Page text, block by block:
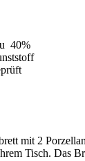
40%
mit 2
Tisch. Das